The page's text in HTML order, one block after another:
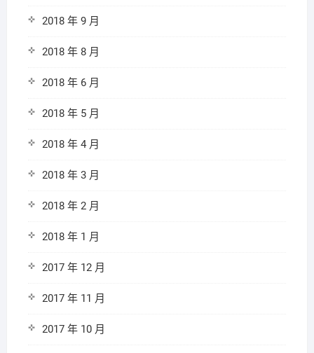
2018 年 9 月
2018 年 8 月
2018 年 6 月
2018 年 5 月
2018 年 4 月
2018 年 3 月
2018 年 2 月
2018 年 1 月
2017 年 12 月
2017 年 11 月
2017 年 10 月